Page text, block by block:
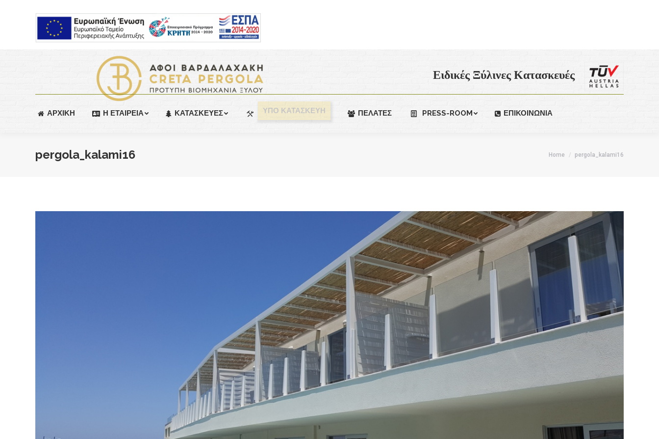
Ειδικές Ξύλινες Κατασκευές
ΑΡΧΙΚΗ Η ΕΤΑΙΡΕΙΑ ΚΑΤΑΣΚΕΥΕΣ ΥΠΟ ΚΑΤΑΣΚΕΥΗ ΠΕΛΑΤΕΣ PRESS-ROOM ΕΠΙΚΟΙΝΩΝΙΑ
pergola_kalami16 Home pergola_kalami16